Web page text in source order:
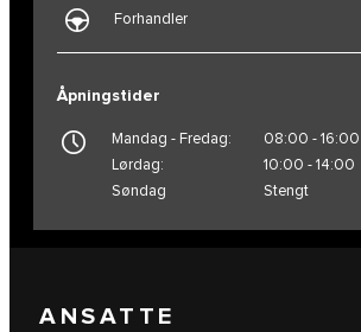
Forhandler
Åpningstider
Mandag - Fredag:
08:00 - 16:00
Lørdag:
10:00 - 14:00
Søndag
Stengt
ANSATTE